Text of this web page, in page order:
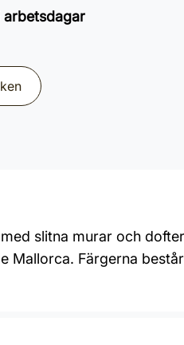
arbetsdagar
slitna murar och
Mallorca. Färgerna